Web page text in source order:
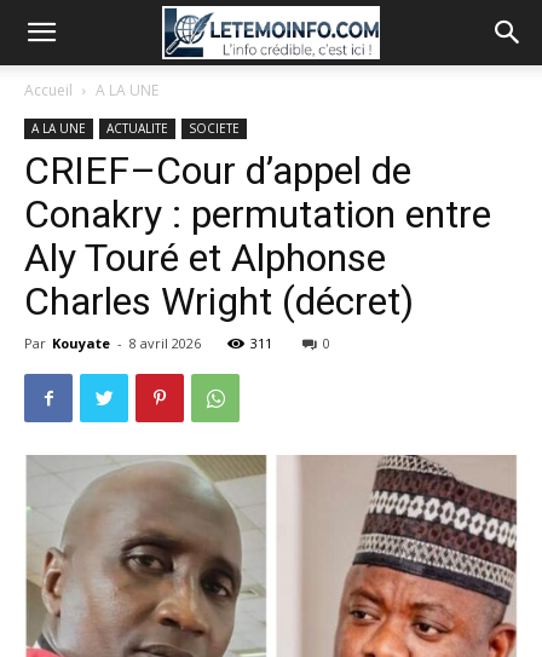
Accueil A LA UNE
A LA UNE ACTUALITE SOCIETE
CRIEF–Cour d’appel de
Conakry : permutation entre
Aly Touré et Alphonse
Charles Wright (décret)
Par Kouyate - 8 avril 2026 311 0